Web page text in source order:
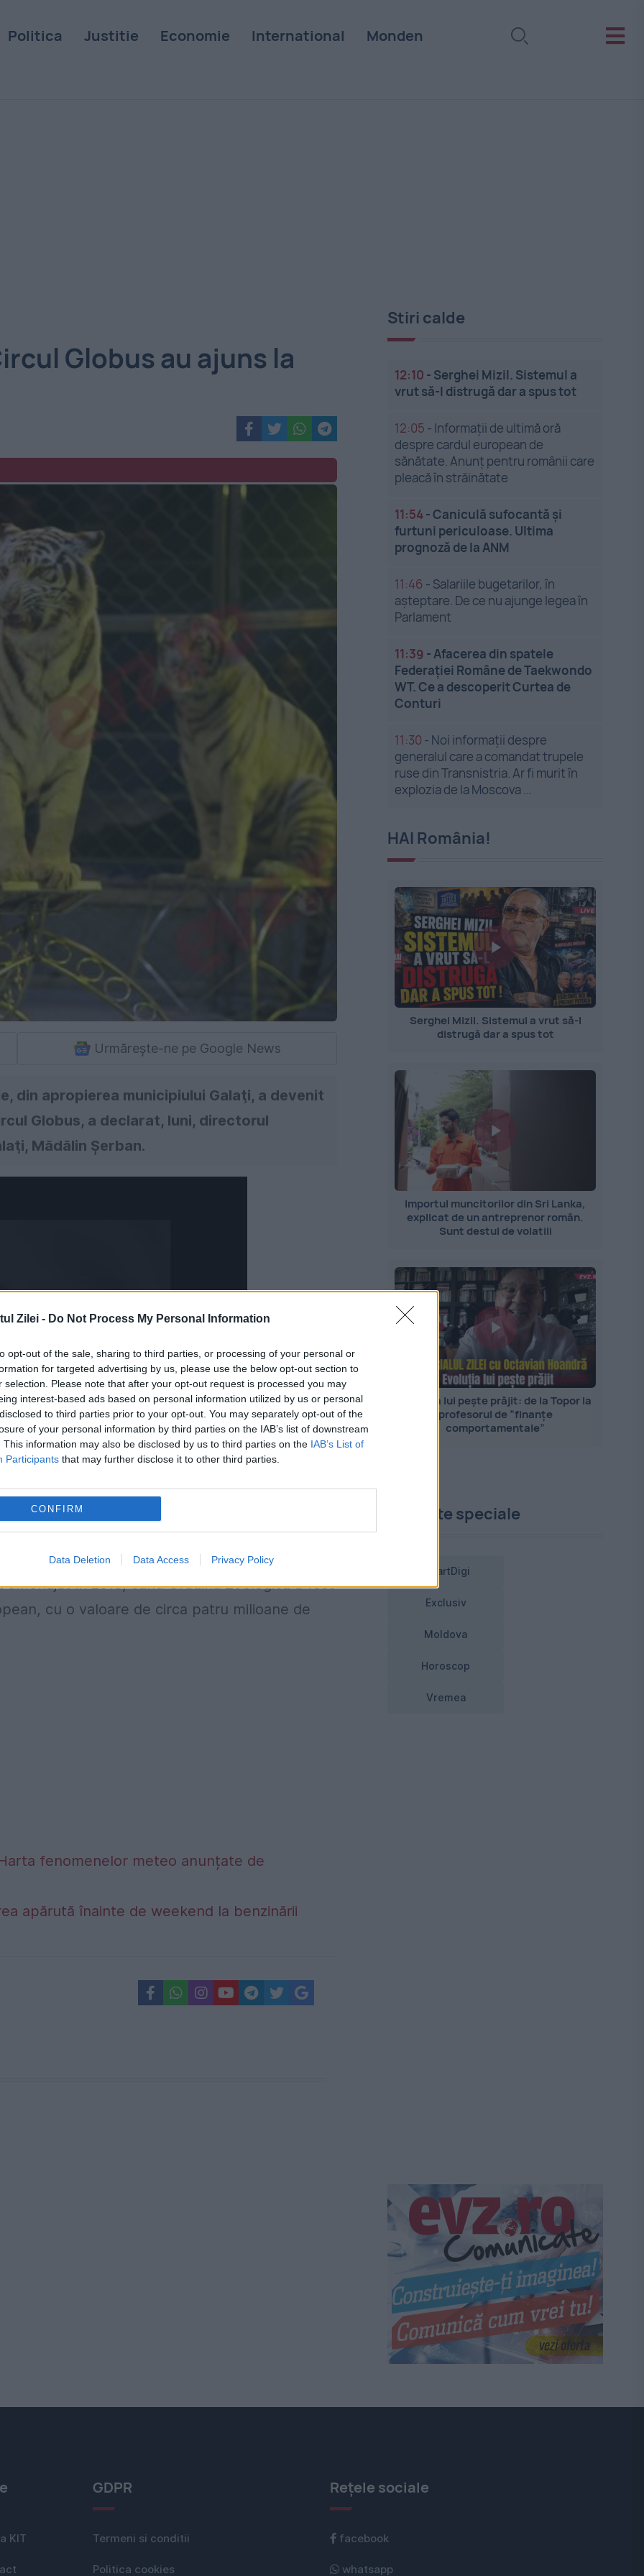
Zilei - Do Not Process My Personal Information
opt-out of the sale, sharing to third parties, or processing of your personal or
for targeted advertising by us, please use the below opt-out section to
selection. Please note that after your opt-out request is processed you may
interest-based ads based on personal information utilized by us or personal
to third parties prior to your opt-out. You may separately opt-out of the
of your personal information by third parties on the IAB’s list of downstream
This information may also be disclosed by us to third parties on the IAB’s List of
Participants that may further disclose it to other third parties.
CONFIRM
Data Deletion Data Access Privacy Policy
Politica Justitie Economie International Monden
Globus au ajuns la
Urmărește-ne pe Google News
din apropierea municipiului Galaţi, a devenit
Globus, a declarat, luni, directorul
Mădălin Şerban.
la dispoziţie un habitat generos, de peste
săptămâna trecută, de Primăria
ţinuţi în cuşti în spaţii extrem de mici.
din Galaţi, unde mai trăiesc o femelă şi
zilnic cu câte şaseopt kilograme de carne
în 2013, când Grădina Zoologică a fost
cu o valoare de circa patru milioane de
fenomenelor meteo anunțate de
apărută înainte de weekend la benzinării
Stiri calde
12:10 - Serghei Mizil. Sistemul a
vrut să-l distrugă dar a spus tot
12:05 - Informații de ultimă oră
despre cardul european de
sănătate. Anunț pentru românii care
pleacă în străinătate
11:54-Caniculă sufocantă și
furtuni periculoase. Ultima
prognoză de la ANM
11:46 - Salariile bugetarilor, în
așteptare. De ce nu ajunge legea în
Parlament
11:39 -Afacerea din spatele
Federației Române de Taekwondo
WT. Ce a descoperit Curtea de
Conturi
11:30 - Noi informații despre
generalul care a comandat trupele
ruse din Transnistria. Ar fi murit în
explozia de la Moscova ...
HAI România!
Serghei Mizil. Sistemul a vrut să-l
distrugă dar a spus tot
Importul muncitorilor din Sri Lanka,
explicat de un antreprenor român.
Sunt destul de volatili
Evoluția lui pește prăjit: de la Topor la
profesorul de ”finanțe
comportamentale”
Proiecte speciale
SmartDigi
Exclusiv
Moldova
Horoscop
Vremea
KIT
GDPR
Termeni si conditii
Politica cookies
Rețele sociale
facebook
whatsapp